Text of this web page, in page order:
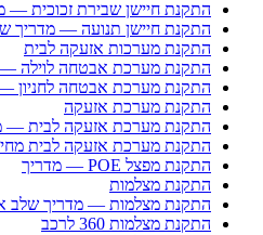
התקנת חיישן שבירת זכוכית —
התקנת חיישן תנועה — מדריך
התקנת מערכות אזעקה לבית
התקנת מערכת אבטחה לוילה
התקנת מערכת אבטחה לחניון
התקנת מערכת אזעקה
התקנת מערכת אזעקה לבית —
התקנת מערכת אזעקה לבית
התקנת מפצל POE — מדריך
התקנת מצלמות
התקנת מצלמות — מדריך שלב
התקנת מצלמות 360 לרכב